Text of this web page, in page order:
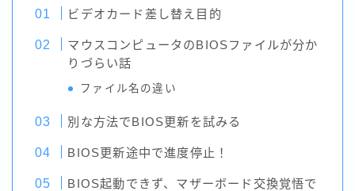
ビデオカード差し替え目的
マウスコンピュータのBIOSファイルが分か
りづらい話
ファイル名の違い
別な方法でBIOS更新を試みる
BIOS更新途中で進度停止！
BIOS起動できず、マザーボード交換覚悟で